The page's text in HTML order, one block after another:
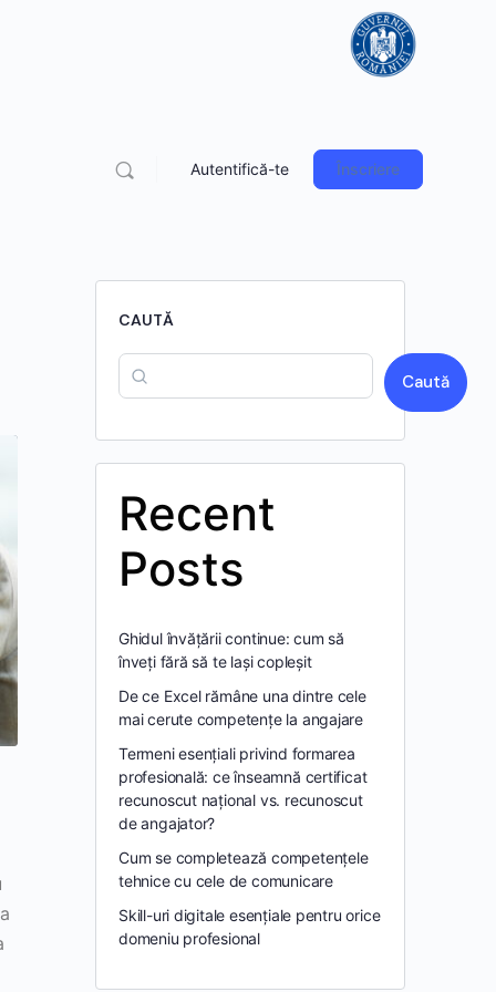
Autentifică-te Înscriere
CAUTĂ
Caută
Recent
Posts
Ghidul învățării continue: cum să
înveți fără să te lași copleșit
De ce Excel rămâne una dintre cele
mai cerute competențe la angajare
Termeni esențiali privind formarea
profesională: ce înseamnă certificat
recunoscut național vs. recunoscut
de angajator?
Cum se completează competențele
tehnice cu cele de comunicare
Skill-uri digitale esențiale pentru orice
domeniu profesional